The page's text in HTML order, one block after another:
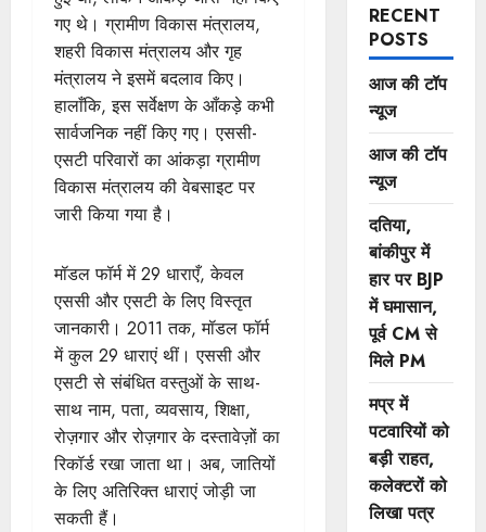
गए थे। ग्रामीण विकास मंत्रालय,
शहरी विकास मंत्रालय और गृह
मंत्रालय ने इसमें बदलाव किए।
हालाँकि, इस सर्वेक्षण के आँकड़े कभी
सार्वजनिक नहीं किए गए। एससी-
एसटी परिवारों का आंकड़ा ग्रामीण
विकास मंत्रालय की वेबसाइट पर
जारी किया गया है।
मॉडल फॉर्म में 29 धाराएँ, केवल
एससी और एसटी के लिए विस्तृत
जानकारी। 2011 तक, मॉडल फॉर्म
में कुल 29 धाराएं थीं। एससी और
एसटी से संबंधित वस्तुओं के साथ-
साथ नाम, पता, व्यवसाय, शिक्षा,
रोज़गार और रोज़गार के दस्तावेज़ों का
रिकॉर्ड रखा जाता था। अब, जातियों
के लिए अतिरिक्त धाराएं जोड़ी जा
सकती हैं।
RECENT
POSTS
आज की टॉप
न्यूज
आज की टॉप
न्यूज
दतिया,
बांकीपुर में
हार पर BJP
में घमासान,
पूर्व CM से
मिले PM
मप्र में
पटवारियों को
बड़ी राहत,
कलेक्टरों को
लिखा पत्र